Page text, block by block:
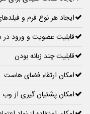
ایجاد هر نوع فرم و
قابلیت عضویت و ورود
قابلیت چند زبانه بودن
امکان ارتقاء فضای هاست
امکان پشتیان گیری از